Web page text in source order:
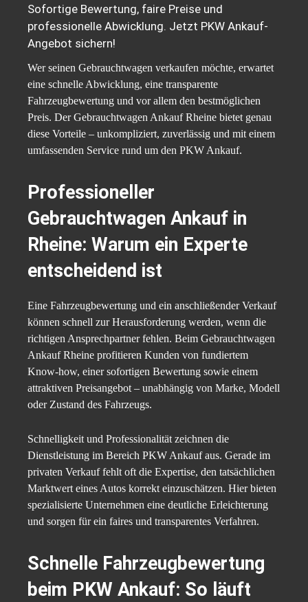
Sofortige Bewertung, faire Preise und
professionelle Abwicklung. Jetzt PKW Ankauf-
Angebot sichern!
Wer seinen Gebrauchtwagen verkaufen möchte, erwartet
eine schnelle Abwicklung, eine transparente
Fahrzeugbewertung und vor allem den bestmöglichen
Preis. Der Gebrauchtwagen Ankauf Rheine bietet genau
diese Vorteile – unkompliziert, zuverlässig und mit einem
umfassenden Service rund um den PKW Ankauf.
Professioneller
Gebrauchtwagen Ankauf in
Rheine: Warum ein Experte
entscheidend ist
Eine Fahrzeugbewertung und ein anschließender Verkauf
können schnell zur Herausforderung werden, wenn die
richtigen Ansprechpartner fehlen. Beim Gebrauchtwagen
Ankauf Rheine profitieren Kunden von fundiertem
Know-how, einer sofortigen Bewertung sowie einem
attraktiven Preisangebot – unabhängig von Marke, Modell
oder Zustand des Fahrzeugs.
Schnelligkeit und Professionalität zeichnen die
Dienstleistung im Bereich PKW Ankauf aus. Gerade im
privaten Verkauf fehlt oft die Expertise, den tatsächlichen
Marktwert eines Autos korrekt einzuschätzen. Hier bieten
spezialisierte Unternehmen eine deutliche Erleichterung
und sorgen für ein faires und transparentes Verfahren.
Schnelle Fahrzeugbewertung
beim PKW Ankauf: So läuft